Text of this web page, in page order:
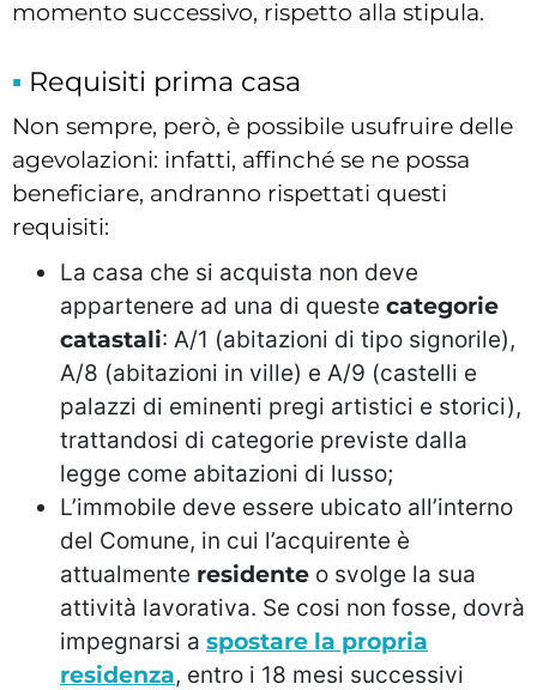
momento successivo, rispetto alla stipula.
Requisiti prima casa
Non sempre, però, è possibile usufruire delle
agevolazioni: infatti, affinché se ne possa
beneficiare, andranno rispettati questi
requisiti:
La casa che si acquista non deve
appartenere ad una di queste categorie
catastali: A/1 (abitazioni di tipo signorile),
A/8 (abitazioni in ville) e A/9 (castelli e
palazzi di eminenti pregi artistici e storici),
trattandosi di categorie previste dalla
legge come abitazioni di lusso;
L’immobile deve essere ubicato all’interno
del Comune, in cui l’acquirente è
attualmente residente o svolge la sua
attività lavorativa. Se cosi non fosse, dovrà
impegnarsi a spostare la propria
residenza, entro i 18 mesi successivi